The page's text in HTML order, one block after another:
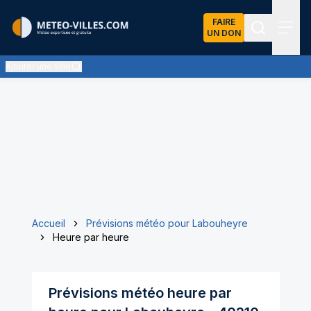
FAIRE
UN DON
Accueil
Prévisions météo pour Labouheyre
Heure par heure
Prévisions météo heure par